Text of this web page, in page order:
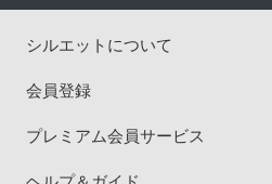
シルエットについて
会員登録
プレミアム会員サービス